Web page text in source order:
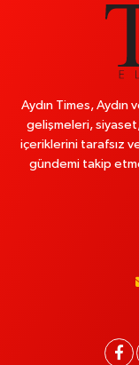
Aydın Times,
gelişmeleri,
içeriklerini tarafsız
gündemi takip